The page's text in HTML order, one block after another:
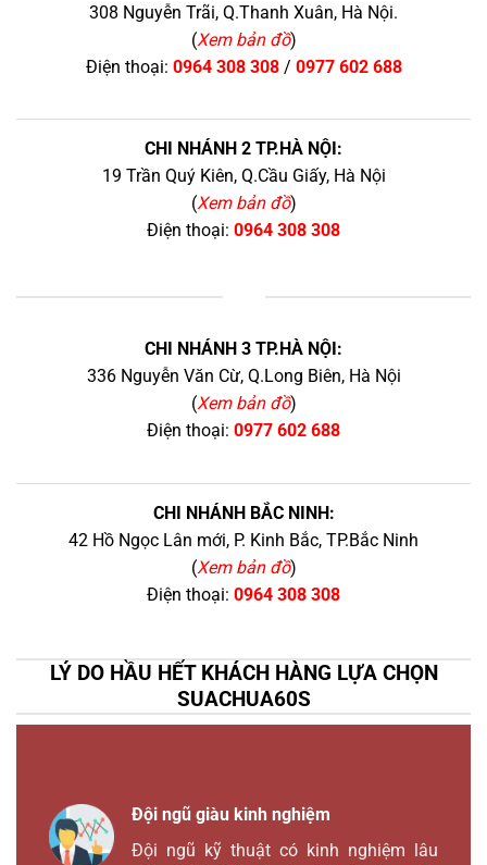
308 Nguyễn Trãi, Q.Thanh Xuân, Hà Nội.
(Xem bản đồ)
Điện thoại: 0964 308 308/ 0977 602 688
CHI NHÁNH 2 TP.HÀ NỘI:
19 Trần Quý Kiên, Q.Cầu Giấy, Hà Nội
(Xem bản đồ)
Điện thoại: 0964 308 308
CHI NHÁNH 3 TP.HÀ NỘI:
336 Nguyễn Văn Cừ, Q.Long Biên, Hà Nội
(Xem bản đồ)
Điện thoại: 0977 602 688
CHI NHÁNH BẮC NINH:
42 Hồ Ngọc Lân mới, P. Kinh Bắc, TP.Bắc Ninh
(Xem bản đồ)
Điện thoại: 0964 308 308
LÝ DO HẦU HẾT KHÁCH HÀNG LỰA CHỌN
SUACHUA60S
Đội ngũ giàu kinh nghiệm
Đội ngũ kỹ thuật có kinh nghiệm lâu